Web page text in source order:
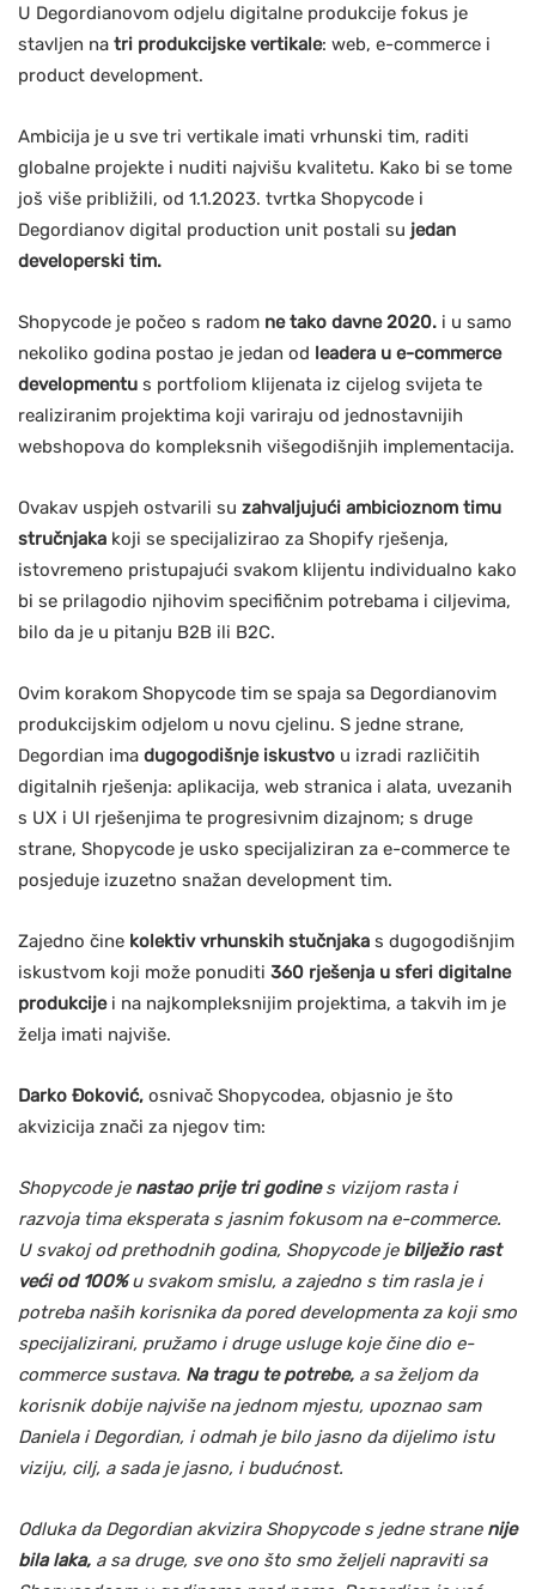
U Degordianovom odjelu digitalne produkcije fokus je
stavljen na tri produkcijske vertikale: web, e-commerce i
product development.
Ambicija je u sve tri vertikale imati vrhunski tim, raditi
globalne projekte i nuditi najvišu kvalitetu. Kako bi se tome
još više približili, od 1.1.2023. tvrtka Shopycode i
Degordianov digital production unit postali su jedan
developerski tim.
Shopycode je počeo s radom ne tako davne 2020. i u samo
nekoliko godina postao je jedan od leadera u e-commerce
developmentu s portfoliom klijenata iz cijelog svijeta te
realiziranim projektima koji variraju od jednostavnijih
webshopova do kompleksnih višegodišnjih implementacija.
Ovakav uspjeh ostvarili su zahvaljujući ambicioznom timu
stručnjaka koji se specijalizirao za Shopify rješenja,
istovremeno pristupajući svakom klijentu individualno kako
bi se prilagodio njihovim specifičnim potrebama i ciljevima,
bilo da je u pitanju B2B ili B2C.
Ovim korakom Shopycode tim se spaja sa Degordianovim
produkcijskim odjelom u novu cjelinu. S jedne strane,
Degordian ima dugogodišnje iskustvo u izradi različitih
digitalnih rješenja: aplikacija, web stranica i alata, uvezanih
s UX i UI rješenjima te progresivnim dizajnom; s druge
strane, Shopycode je usko specijaliziran za e-commerce te
posjeduje izuzetno snažan development tim.
Zajedno čine kolektiv vrhunskih stučnjaka s dugogodišnjim
iskustvom koji može ponuditi 360 rješenja u sferi digitalne
produkcijei na najkompleksnijim projektima, a takvih im je
želja imati najviše.
Darko Đoković, osnivač Shopycodea, objasnio je što
akvizicija znači za njegov tim:
Shopycode je nastao prije tri godines vizijom rasta i
razvoja tima eksperata s jasnim fokusom na e-commerce.
U svakoj od prethodnih godina, Shopycode je bilježio rast
veći od 100%u svakom smislu, a zajedno s tim rasla je i
potreba naših korisnika da pored developmenta za koji smo
specijalizirani, pružamo i druge usluge koje čine dio e-
commerce sustava. Na tragu te potrebe, a sa željom da
korisnik dobije najviše na jednom mjestu, upoznao sam
Daniela i Degordian, i odmah je bilo jasno da dijelimo istu
viziju, cilj, a sada je jasno, i budućnost.
Odluka da Degordian akvizira Shopycode s jedne strane nije
bila laka, a sa druge, sve ono što smo željeli napraviti sa